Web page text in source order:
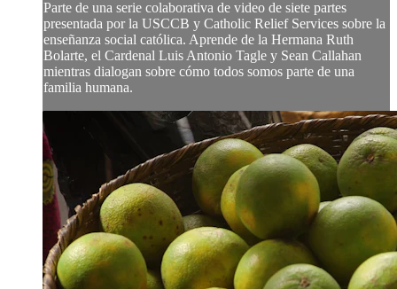
Parte de una serie colaborativa de video de siete partes
presentada por la USCCB y Catholic Relief Services sobre la
enseñanza social católica. Aprende de la Hermana Ruth
Bolarte, el Cardenal Luis Antonio Tagle y Sean Callahan
mientras dialogan sobre cómo todos somos parte de una
familia humana.